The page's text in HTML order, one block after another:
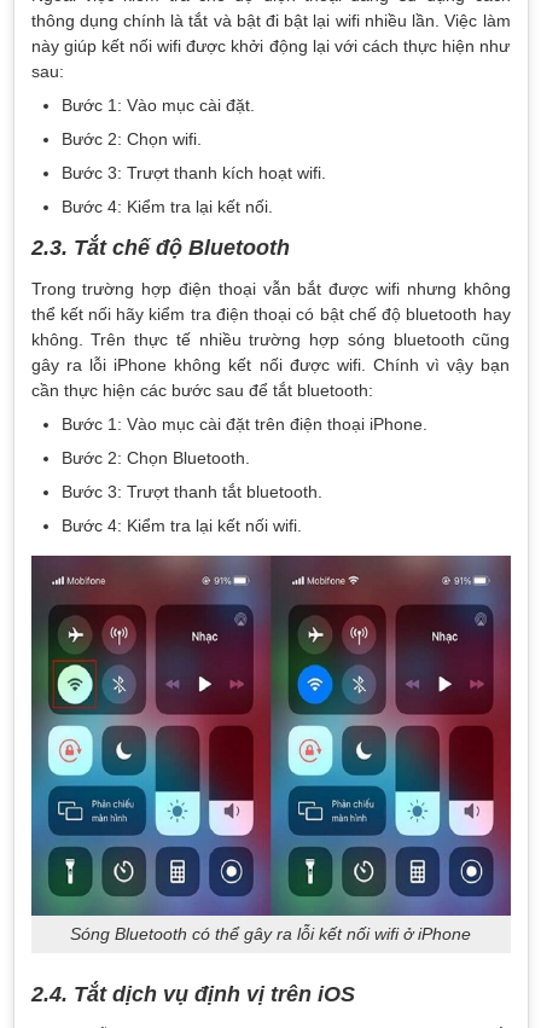
thông dụng chính là tắt và bật đi bật lại wifi nhiều lần. Việc làm
này giúp kết nối wifi được khởi động lại với cách thực hiện như
sau:
Bước 1: Vào mục cài đặt.
Bước 2: Chọn wifi.
Bước 3: Trượt thanh kích hoạt wifi.
Bước 4: Kiểm tra lại kết nối.
2.3. Tắt chế độ Bluetooth
Trong trường hợp điện thoại vẫn bắt được wifi nhưng không
thể kết nối hãy kiểm tra điện thoại có bật chế độ bluetooth hay
không. Trên thực tế nhiều trường hợp sóng bluetooth cũng
gây ra lỗi iPhone không kết nối được wifi. Chính vì vậy bạn
cần thực hiện các bước sau để tắt bluetooth:
Bước 1: Vào mục cài đặt trên điện thoại iPhone.
Bước 2: Chọn Bluetooth.
Bước 3: Trượt thanh tắt bluetooth.
Bước 4: Kiểm tra lại kết nối wifi.
Sóng Bluetooth có thể gây ra lỗi kết nối wifi ở iPhone
2.4. Tắt dịch vụ định vị trên iOS